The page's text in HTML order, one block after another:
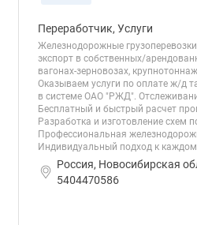
Переработчик, Услуги
Железнодорожные
экспорт в собственных/
вагонах-зерновозах,
Оказываем услуги по оплате ж/д
в системе ОАО "РЖД".
Бесплатный и быстрый расчет
Разработка и изготовление схем
Профессиональная
Индивидуальный подход к
Россия, Новосибирская
5404470586